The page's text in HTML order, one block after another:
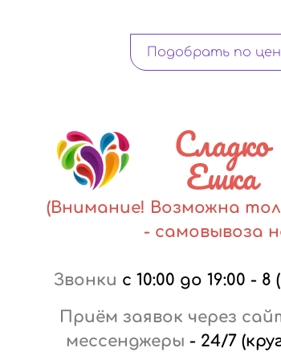
Подобрать по
Сладко
Ешка
(Внимание! Возможна
- самовывоза
Звонки с 10:00 до 19:00 - 8
Приём заявок через
мессенджеры - 24/7